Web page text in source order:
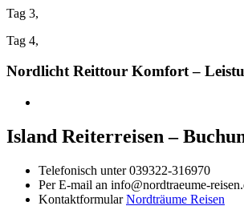
Tag 3,
Tag 4,
Nordlicht Reittour Komfort –
Island Reiterreisen –
Telefonisch unter 039322-316970
Per E-mail an info@nordtraeume-
KontaktformularNordträume Reisen